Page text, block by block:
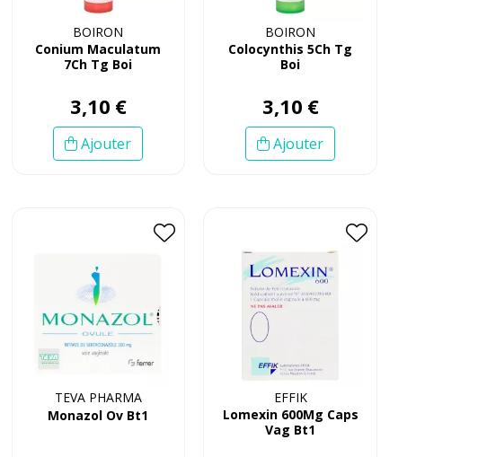
BOIRON
Conium Maculatum
7Ch Tg Boi
3,10 €
Ajouter
BOIRON
Colocynthis 5Ch Tg
Boi
3,10 €
Ajouter
TEVA PHARMA
Monazol Ov Bt1
EFFIK
Lomexin 600Mg Caps
Vag Bt1